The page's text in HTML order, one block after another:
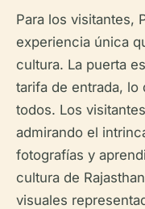
Para los visitantes,
experiencia única
cultura. La puerta
tarifa de entrada, lo
todos. Los
admirando el
fotografías y
cultura de
visuales